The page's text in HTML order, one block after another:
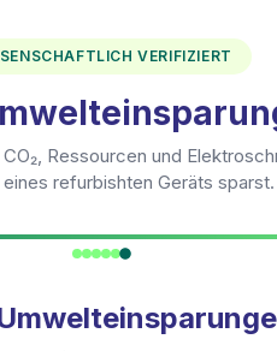
VERIFIZIERT
Ressourcen und
eines refurbishten Geräts sparst.